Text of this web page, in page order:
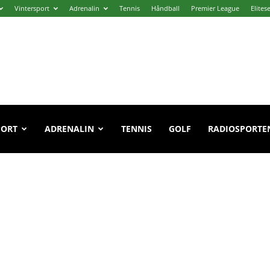
Vintersport Adrenalin Tennis Håndball Premier League
ADRENALIN TENNIS GOLF